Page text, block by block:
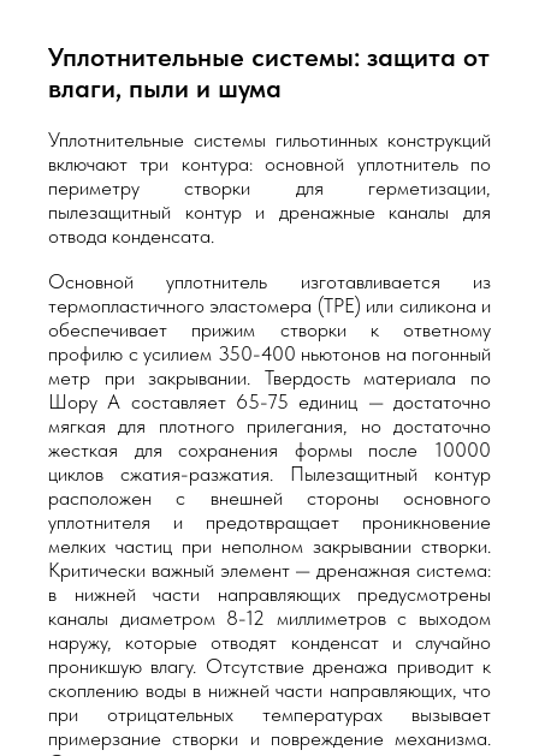
Уплотнительные системы: защита от
влаги, пыли и шума
Уплотнительные системы гильотинных конструкций
включают три контура: основной уплотнитель по
периметру створки для герметизации,
пылезащитный контур и дренажные каналы для
отвода конденсата.
Основной уплотнитель изготавливается из
термопластичного эластомера (TPE) или силикона и
обеспечивает прижим створки к ответному
профилю с усилием 350-400 ньютонов на погонный
метр при закрывании. Твердость материала по
Шору А составляет 65-75 единиц — достаточно
мягкая для плотного прилегания, но достаточно
жесткая для сохранения формы после 10000
циклов сжатия-разжатия. Пылезащитный контур
расположен с внешней стороны основного
уплотнителя и предотвращает проникновение
мелких частиц при неполном закрывании створки.
Критически важный элемент — дренажная система:
в нижней части направляющих предусмотрены
каналы диаметром 8-12 миллиметров с выходом
наружу, которые отводят конденсат и случайно
проникшую влагу. Отсутствие дренажа приводит к
скоплению воды в нижней части направляющих, что
при отрицательных температурах вызывает
примерзание створки и повреждение механизма.